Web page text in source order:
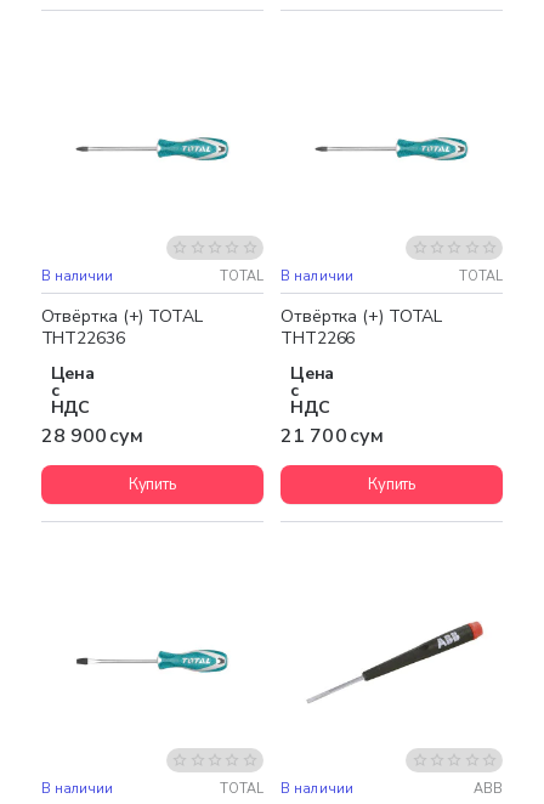
В наличии TOTAL
Отвёртка (+) TOTAL
THT22636
Цена
с
НДС
28 900 сум
Купить
В наличии TOTAL
Отвёртка (+) TOTAL
THT2266
Цена
с
НДС
21 700 сум
Купить
В наличии TOTAL В наличии ABB